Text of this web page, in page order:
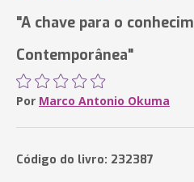
"A chave para o
Contemporânea"
Por Marco Antonio Okuma
Código do livro: 232387